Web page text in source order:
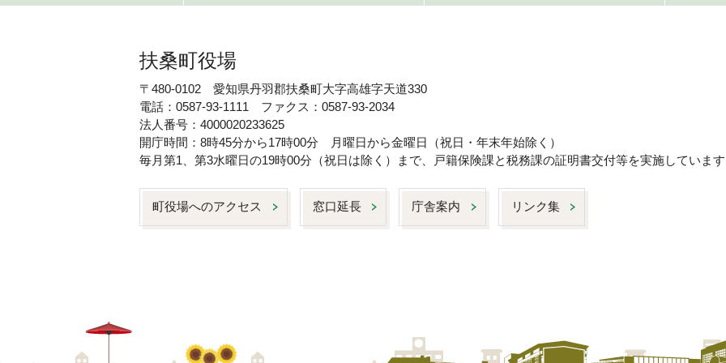
扶桑町役場
〒480-0102 愛知県丹羽郡扶桑町大字高雄字天道330
電話：0587-93-1111 ファクス：0587-93-2034
法人番号：4000020233625
開庁時間：8時45分から17時00分 月曜日から金曜日（祝日・年末年始除く）
毎月第1、第3水曜日の19時00分（祝日は除く）まで、戸籍保険課と税務課の証明書交付等を実施していま
町役場へのアクセス 窓口延長 庁舎案内 リンク集